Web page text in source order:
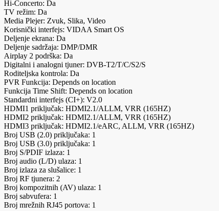
Hi-Concerto: Da
TV režim: Da
Media Plejer: Zvuk, Slika, Video
Korisnički interfejs: VIDAA Smart OS
Deljenje ekrana: Da
Deljenje sadržaja: DMP/DMR
Airplay 2 podrška: Da
Digitalni i analogni tjuner: DVB-T2/T/C/S2/S
Roditeljska kontrola: Da
PVR Funkcija: Depends on location
Funkcija Time Shift: Depends on location
Standardni interfejs (CI+): V2.0
HDMI1 priključak: HDMI2.1/ALLM, VRR (165HZ)
HDMI2 priključak: HDMI2.1/ALLM, VRR (165HZ)
HDMI3 priključak: HDMI2.1/eARC, ALLM, VRR (165HZ)
Broj USB (2.0) priključaka: 1
Broj USB (3.0) priključaka: 1
Broj S/PDIF izlaza: 1
Broj audio (L/D) ulaza: 1
Broj izlaza za slušalice: 1
Broj RF tjunera: 2
Broj kompozitnih (AV) ulaza: 1
Broj sabvufera: 1
Broj mrežnih RJ45 portova: 1